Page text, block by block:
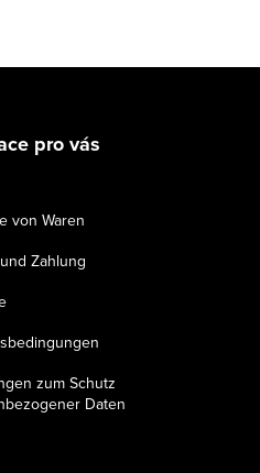
pro vás
von Waren
Zahlung
zum Schutz
Daten